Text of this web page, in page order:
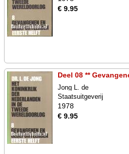
€ 9.95
Deel 08 **
Jong L. de
Staatsuitgeverij
1978
€ 9.95